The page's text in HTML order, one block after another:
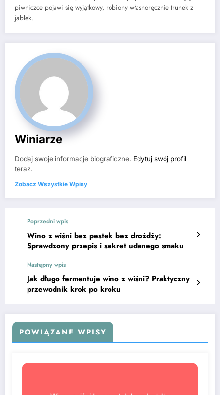
piwniczce pojawi się wyjątkowy, robiony własnoręcznie trunek z
jabłek.
Winiarze
Dodaj swoje informacje biograficzne. Edytuj swój profil
teraz.
Zobacz Wszystkie Wpisy
Poprzedni wpis
Wino z wiśni bez pestek bez drożdży:
Sprawdzony przepis i sekret udanego smaku
Następny wpis
Jak długo fermentuje wino z wiśni? Praktyczny
przewodnik krok po kroku
POWIĄZANE WPISY